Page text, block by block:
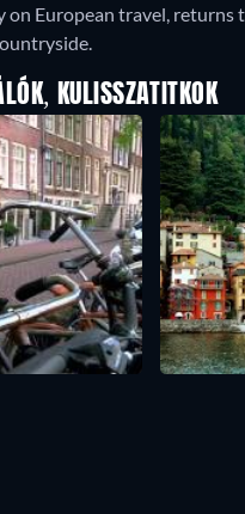
on European travel,
KULISSZATITKOK